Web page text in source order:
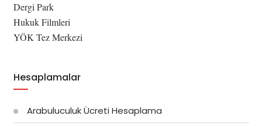
Dergi Park
Hukuk Filmleri
YÖK Tez Merkezi
Hesaplamalar
Arabuluculuk Ücreti Hesaplama